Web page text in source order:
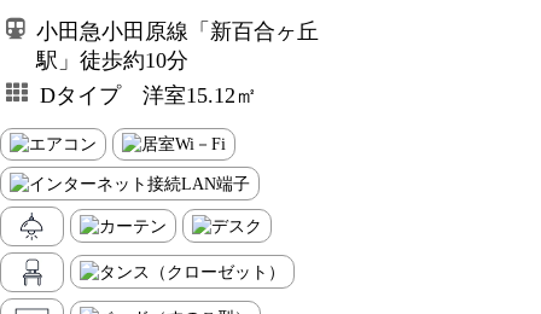
小田急小田原線「新百合ヶ丘
駅」徒歩約10分
Dタイプ 洋室15.12㎡